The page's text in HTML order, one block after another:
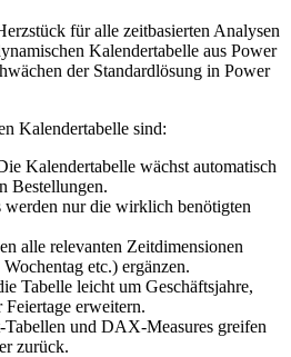
für alle zeitbasierten Analysen
Kalendertabelle aus Power
der Standardlösung in Power
Kalendertabelle sind:
Kalendertabelle wächst automatisch
Bestellungen.
werden nur die wirklich benötigten
alle relevanten Zeitdimensionen
etc.) ergänzen.
Tabelle leicht um Geschäftsjahre,
erweitern.
und DAX-Measures greifen
zurück.